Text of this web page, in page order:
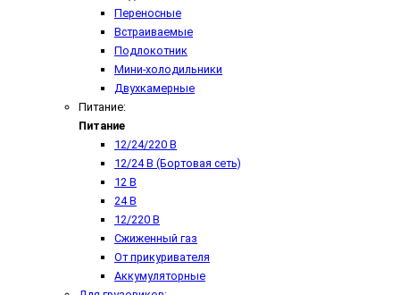
Переносные
Встраиваемые
Подлокотник
Мини-холодильники
Двухкамерные
Питание:
Питание
12/24/220 В
12/24 В (Бортовая сеть)
12 В
24 В
12/220 В
Сжиженный газ
От прикуривателя
Аккумуляторные